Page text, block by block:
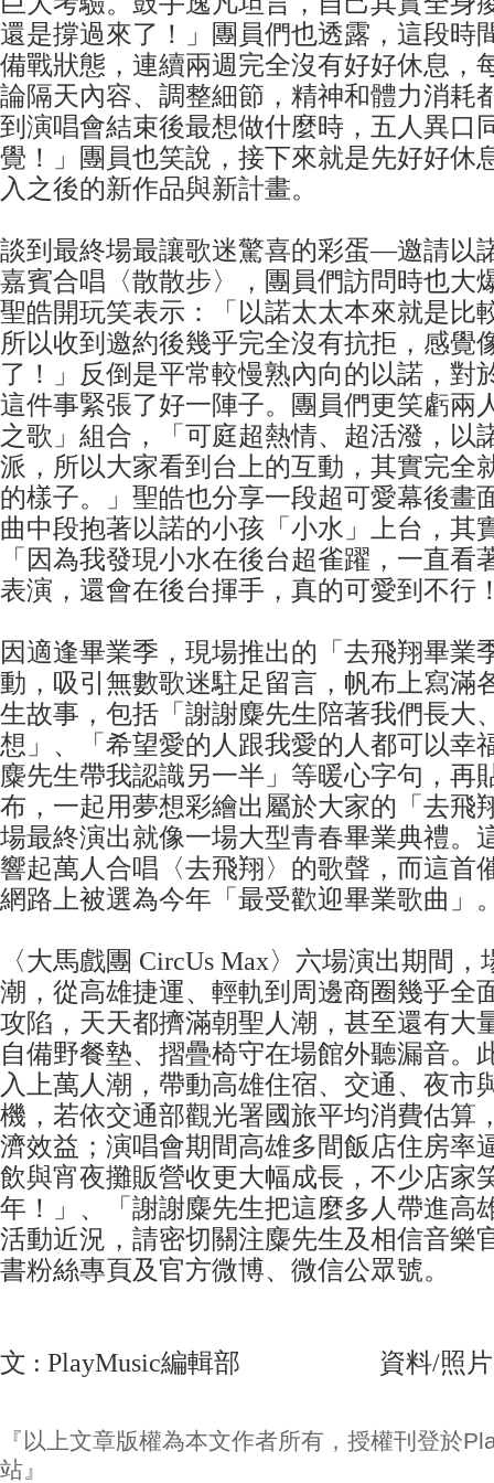
還是撐過來了！」團員們也透露，這段時
備戰狀態，連續兩週完全沒有好好休息，
論隔天內容、調整細節，精神和體力消耗
到演唱會結束後最想做什麼時，五人異口
覺！」團員也笑說，接下來就是先好好休
入之後的新作品與新計畫。
談到最終場最讓歌迷驚喜的彩蛋—邀請以
嘉賓合唱〈散散步〉，團員們訪問時也大
聖皓開玩笑表示：「以諾太太本來就是比
所以收到邀約後幾乎完全沒有抗拒，感覺
了！」反倒是平常較慢熟內向的以諾，對
這件事緊張了好一陣子。團員們更笑虧兩
之歌」組合，「可庭超熱情、超活潑，以
派，所以大家看到台上的互動，其實完全
的樣子。」聖皓也分享一段超可愛幕後畫
曲中段抱著以諾的小孩「小水」上台，其
「因為我發現小水在後台超雀躍，一直看
表演，還會在後台揮手，真的可愛到不行
因適逢畢業季，現場推出的「去飛翔畢業
動，吸引無數歌迷駐足留言，帆布上寫滿
生故事，包括「謝謝麋先生陪著我們長大
想」、「希望愛的人跟我愛的人都可以幸
麋先生帶我認識另一半」等暖心字句，再
布，一起用夢想彩繪出屬於大家的「去飛
場最終演出就像一場大型青春畢業典禮。
響起萬人合唱〈去飛翔〉的歌聲，而這首
網路上被選為今年「最受歡迎畢業歌曲」
〈大馬戲團 CircUs Max〉六場演出期間
潮，從高雄捷運、輕軌到周邊商圈幾乎全
攻陷，天天都擠滿朝聖人潮，甚至還有大
自備野餐墊、摺疊椅守在場館外聽漏音。
入上萬人潮，帶動高雄住宿、交通、夜市
機，若依交通部觀光署國旅平均消費估算
濟效益；演唱會期間高雄多間飯店住房率
飲與宵夜攤販營收更大幅成長，不少店家
年！」、「謝謝麋先生把這麼多人帶進高
活動近況，請密切關注麋先生及相信音樂
書粉絲專頁及官方微博、微信公眾號。
文 : PlayMusic編輯部 資料/照片
『以上文章版權為本文作者所有，授權刊登於
站』